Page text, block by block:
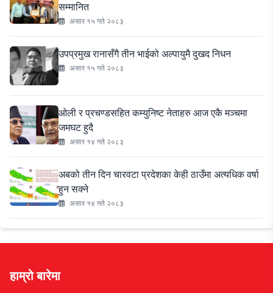
सम्मानित
असार १५ गते २०८३
उपप्रमुख रानासँगै तीन भाईको अल्पायुमै दुखद निधन
असार १५ गते २०८३
ओली र प्रचण्डसहित कम्युनिष्ट नेताहरु आज एकै मञ्चमा
जमघट हुदै
असार १४ गते २०८३
अबको तीन दिन चारवटा प्रदेशका केही ठाउँमा अत्यधिक वर्षा
हुन सक्ने
असार १४ गते २०८३
हाम्रो बारेमा